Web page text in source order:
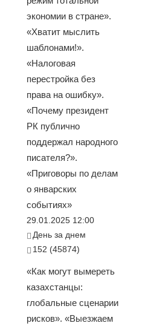
экономии в стране».
«Хватит мыслить
шаблонами!».
«Налоговая
перестройка без
права на ошибку».
«Почему президент
РК публично
поддержал народного
писателя?».
«Приговоры по делам
о январских
событиях»
29.01.2025 12:00
День за днем
152 (45874)
«Как могут вымереть
казахстанцы:
глобальные сценарии
рисков». «Выезжаем